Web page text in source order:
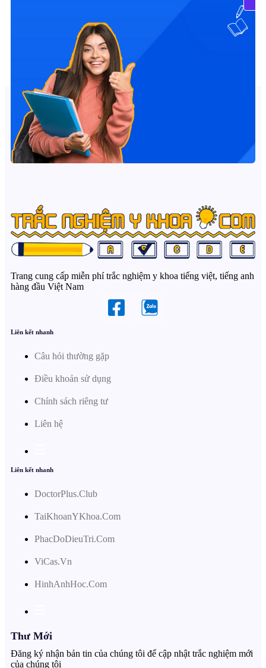
Trang cung cấp miễn phí trắc nghiệm y khoa tiếng việt, tiếng anh
hàng đầu Việt Nam
Liên kết nhanh
Câu hỏi thường gặp
Điều khoản sử dụng
Chính sách riêng tư
Liên hệ
Liên kết nhanh
DoctorPlus.Club
TaiKhoanYKhoa.Com
PhacDoDieuTri.Com
ViCas.Vn
HinhAnhHoc.Com
Thư Mới
Đăng ký nhận bản tin của chúng tôi để cập nhật trắc nghiệm mới
của chúng tôi